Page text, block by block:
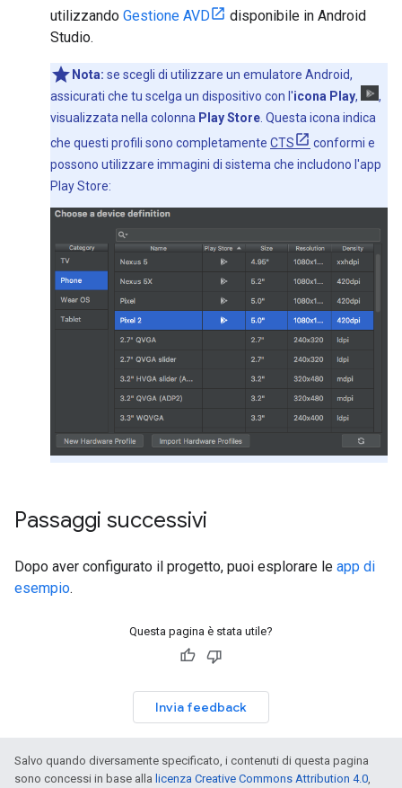
utilizzando Gestione AVD
disponibile in Android
Studio.
Nota: se scegli di utilizzare un emulatore Android,
assicurati che tu scelga un dispositivo con l'icona Play,
,
visualizzata nella colonna Play Store . Questa icona indica
che questi profili sono completamente CTS
conformi e
possono utilizzare immagini di sistema che includono l'app
Play Store:
Passaggi successivi
Dopo aver configurato il progetto, puoi esplorare le app di
esempio.
Questa pagina è stata utile?
Invia feedback
Salvo quando diversamente specificato, i contenuti di questa pagina
sono concessi in base alla licenza Creative Commons Attribution 4.0